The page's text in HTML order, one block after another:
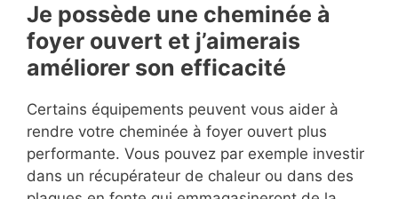
Je possède une cheminée à
foyer ouvert et j’aimerais
améliorer son efficacité
Certains équipements peuvent vous aider à
rendre votre cheminée à foyer ouvert plus
performante. Vous pouvez par exemple investir
dans un récupérateur de chaleur ou dans des